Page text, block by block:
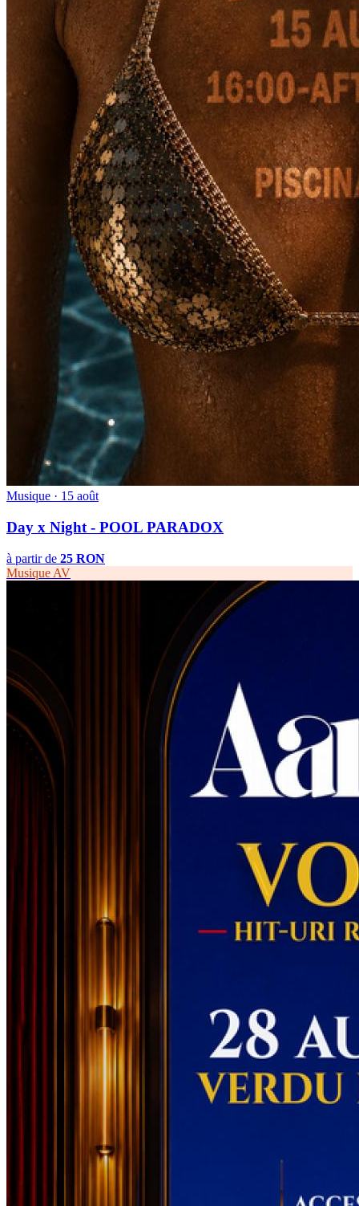
Musique · 15 août
Day x Night - POOL PARADOX
à partir de 25 RON
Musique AV